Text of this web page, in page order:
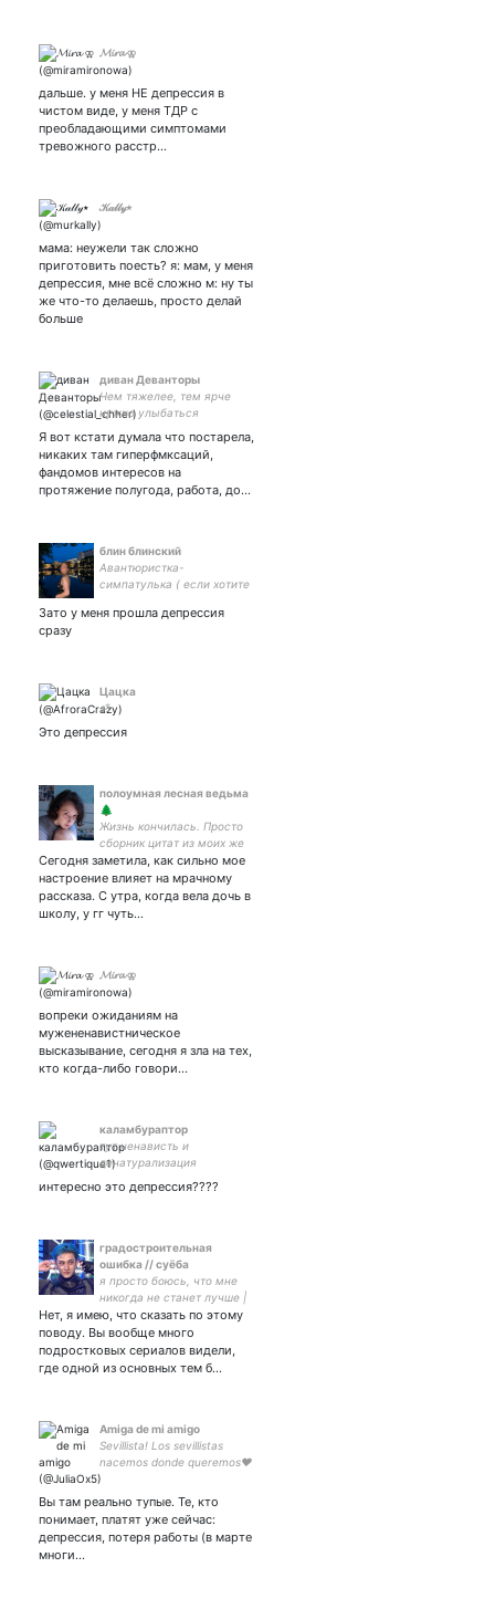
𝓜𝓲𝓻𝓪 ⚢
дальше. у меня НЕ депрессия в
чистом виде, у меня ТДР с
преобладающими симптомами
тревожного расстр…
𝒦𝒶𝓁𝓁𝓎٭
мама: неужели так сложно
приготовить поесть? я: мам, у меня
депрессия, мне всё сложно м: ну ты
же что-то делаешь, просто делай
больше
диван Деванторы
Чем тяжелее, тем ярче
нужно улыбаться
Я вот кстати думала что постарела,
никаких там гиперфмксаций,
фандомов интересов на
протяжение полугода, работа, до…
блин блинский
Авантюристка-
симпатулька ( если хотите
карты 4276 5400 2372 9191)
Зато у меня прошла депрессия
сразу
Цацка
ॐ
Это депрессия
полоумная лесная ведьма
🌲
Жизнь кончилась. Просто
сборник цитат из моих же
рассказов. 📚 🖋- вот
такими ручка и буду
обозначать цитаты из
рассказов. Если ручки нет
- то это мои мысли.
Сегодня заметила, как сильно мое
настроение влияет на мрачному
рассказа. С утра, когда вела дочь в
школу, у гг чуть…
𝓜𝓲𝓻𝓪 ⚢
вопреки ожиданиям на
мужененавистническое
высказывание, сегодня я зла на тех,
кто когда-либо говори…
каламбураптор
тут ненависть и
денатурализация
интересно это депрессия????
градостроительная
ошибка // суёба
я просто боюсь, что мне
никогда не станет лучше |
какая-то японская
вкусняшка | i don't need my
meds! i'm not depressed i'm
a genius!!
Нет, я имею, что сказать по этому
поводу. Вы вообще много
подростковых сериалов видели,
где одной из основных тем б…
Amiga de mi amigo
Sevillista! Los sevillistas
nacemos donde queremos❤
Вы там реально тупые. Те, кто
понимает, платят уже сейчас:
депрессия, потеря работы (в марте
многи…